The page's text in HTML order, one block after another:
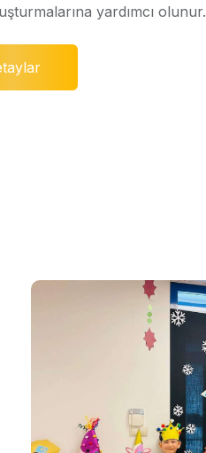
yardımcı olunur.